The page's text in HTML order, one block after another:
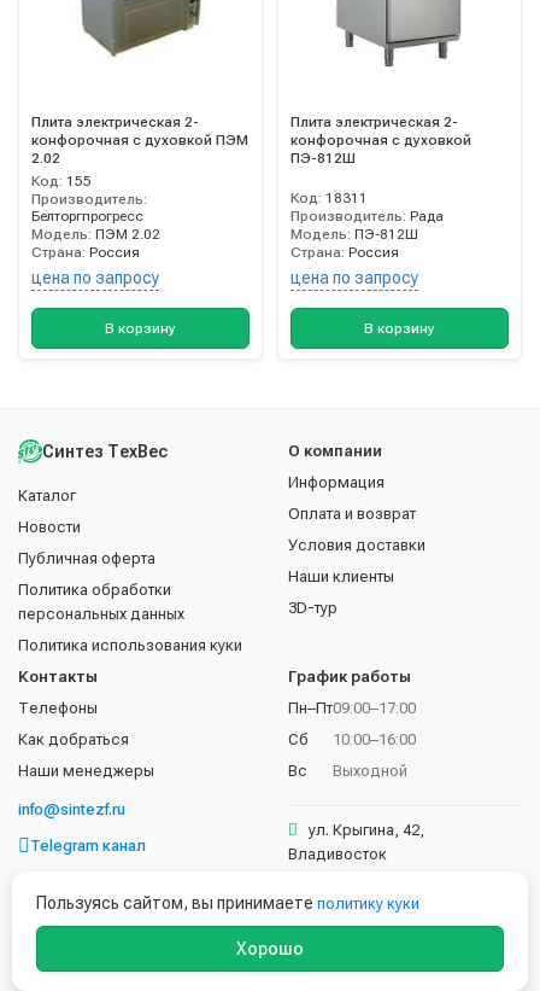
Плита электрическая 2-
конфорочная с духовкой ПЭМ
2.02
Код: 155
Производитель:
Белторгпрогресс
Модель: ПЭМ 2.02
Страна: Россия
цена по запросу
В корзину
Плита электрическая 2-
конфорочная с духовкой
ПЭ-812Ш
Код: 18311
Производитель: Рада
Модель: ПЭ-812Ш
Страна: Россия
цена по запросу
В корзину
Синтез ТехВес
Каталог
Новости
Публичная оферта
Политика обработки
персональных данных
Политика использования куки
О компании
Информация
Оплата и возврат
Условия доставки
Наши клиенты
3D-тур
Контакты
Телефоны
Как добраться
Наши менеджеры
info@sintezf.ru
Telegram канал
График работы
Пн–Пт
Сб
Вс
09:00–17:00
10:00–16:00
Выходной
ул. Крыгина, 42,
Владивосток
Пользуясь сайтом, вы принимаете политику куки
Хорошо